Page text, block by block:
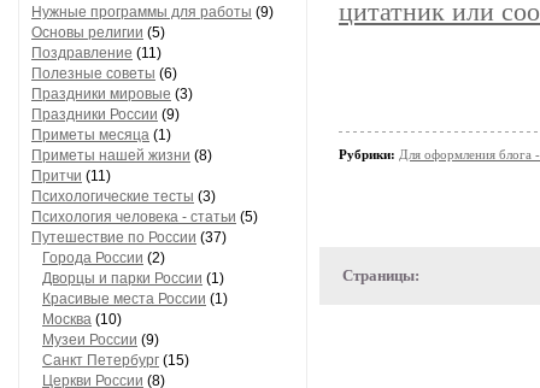
Нужные программы для работы (9)
Основы религии (5)
Поздравление (11)
Полезные советы (6)
Праздники мировые (3)
Праздники России (9)
Приметы месяца (1)
Приметы нашей жизни (8)
Притчи (11)
Психологические тесты (3)
Психология человека - статьи (5)
Путешествие по России (37)
Города России (2)
Дворцы и парки России (1)
Красивые места России (1)
Москва (10)
Музеи России (9)
Санкт Петербург (15)
Церкви России (8)
цитатник или
Рубрики: Для оформления блога
Страницы: